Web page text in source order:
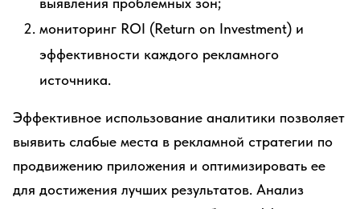
мониторинг ROI (Return on Investment) и
эффективности каждого рекламного
источника.
Эффективное использование аналитики позволяет
выявить слабые места в рекламной стратегии по
продвижению приложения и оптимизировать ее
для достижения лучших результатов. Анализ